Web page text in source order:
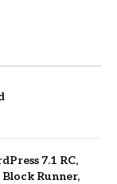
7.1 RC,
Block Runner,